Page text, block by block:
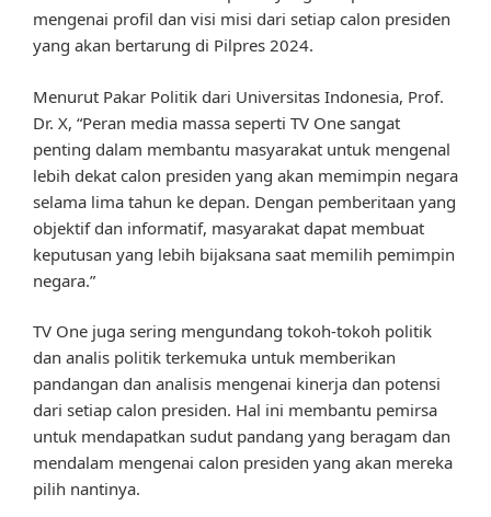
mengenai profil dan visi misi dari setiap calon presiden
yang akan bertarung di Pilpres 2024.
Menurut Pakar Politik dari Universitas Indonesia, Prof.
Dr. X, “Peran media massa seperti TV One sangat
penting dalam membantu masyarakat untuk mengenal
lebih dekat calon presiden yang akan memimpin negara
selama lima tahun ke depan. Dengan pemberitaan yang
objektif dan informatif, masyarakat dapat membuat
keputusan yang lebih bijaksana saat memilih pemimpin
negara.”
TV One juga sering mengundang tokoh-tokoh politik
dan analis politik terkemuka untuk memberikan
pandangan dan analisis mengenai kinerja dan potensi
dari setiap calon presiden. Hal ini membantu pemirsa
untuk mendapatkan sudut pandang yang beragam dan
mendalam mengenai calon presiden yang akan mereka
pilih nantinya.